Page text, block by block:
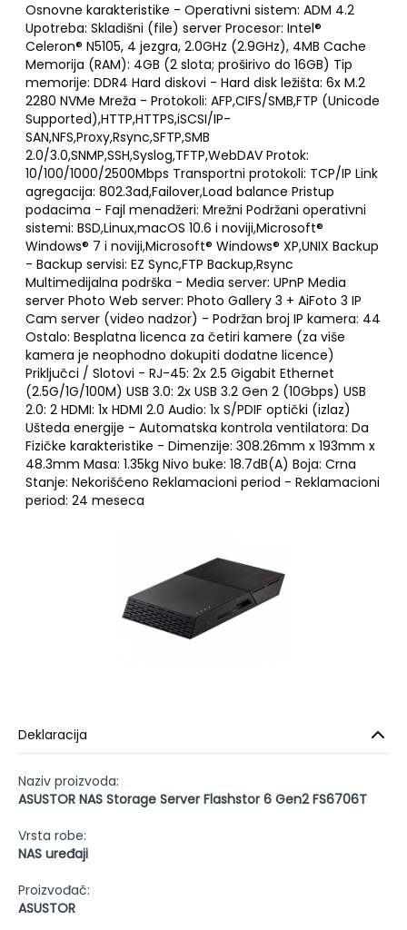
Osnovne karakteristike - Operativni sistem: ADM 4.2
Upotreba: Skladišni (file) server Procesor: Intel®
Celeron® N5105, 4 jezgra, 2.0GHz (2.9GHz), 4MB Cache
Memorija (RAM): 4GB (2 slota; proširivo do 16GB) Tip
memorije: DDR4 Hard diskovi - Hard disk ležišta: 6x M.2
2280 NVMe Mreža - Protokoli: AFP,CIFS/SMB,FTP (Unicode
Supported),HTTP,HTTPS,iSCSI/IP-
SAN,NFS,Proxy,Rsync,SFTP,SMB
2.0/3.0,SNMP,SSH,Syslog,TFTP,WebDAV Protok:
10/100/1000/2500Mbps Transportni protokoli: TCP/IP Link
agregacija: 802.3ad,Failover,Load balance Pristup
podacima - Fajl menadžeri: Mrežni Podržani operativni
sistemi: BSD,Linux,macOS 10.6 i noviji,Microsoft®
Windows® 7 i noviji,Microsoft® Windows® XP,UNIX Backup
- Backup servisi: EZ Sync,FTP Backup,Rsync
Multimedijalna podrška - Media server: UPnP Media
server Photo Web server: Photo Gallery 3 + AiFoto 3 IP
Cam server (video nadzor) - Podržan broj IP kamera: 44
Ostalo: Besplatna licenca za četiri kamere (za više
kamera je neophodno dokupiti dodatne licence)
Priključci / Slotovi - RJ-45: 2x 2.5 Gigabit Ethernet
(2.5G/1G/100M) USB 3.0: 2x USB 3.2 Gen 2 (10Gbps) USB
2.0: 2 HDMI: 1x HDMI 2.0 Audio: 1x S/PDIF optički (izlaz)
Ušteda energije - Automatska kontrola ventilatora: Da
Fizičke karakteristike - Dimenzije: 308.26mm x 193mm x
48.3mm Masa: 1.35kg Nivo buke: 18.7dB(A) Boja: Crna
Stanje: Nekorišćeno Reklamacioni period - Reklamacioni
period: 24 meseca
Deklaracija
Naziv proizvoda:
ASUSTOR NAS Storage Server Flashstor 6 Gen2 FS6706T
Vrsta robe:
NAS uređaji
Proizvođač:
ASUSTOR